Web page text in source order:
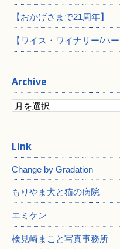
【おかげさまで21周年】
【ワイス・ワイナリー/ハ
Archive
Change by Gradation
もりやま犬と猫の病院
エミケン
検見崎まこと写真事務所